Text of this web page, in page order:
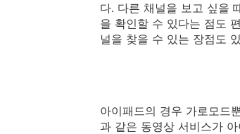
다. 다른 채널을 보고 싶을
을 확인할 수 있다는 점도
널을 찾을 수 있는 장점도
아이패드의 경우 가로모드
과 같은 동영상 서비스가